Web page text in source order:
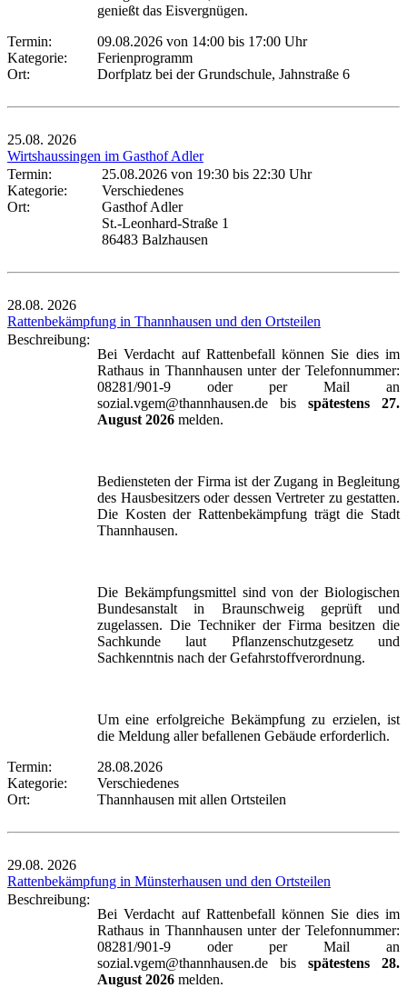
genießt das Eisvergnügen.
Termin:
09.08.2026 von 14:00 bis 17:00 Uhr
Kategorie:
Ferienprogramm
Ort:
Dorfplatz bei der Grundschule, Jahnstraße 6
25.08. 2026
Wirtshaussingen im Gasthof Adler
Termin:
25.08.2026 von 19:30 bis 22:30 Uhr
Kategorie:
Verschiedenes
Ort:
Gasthof Adler
St.-Leonhard-Straße 1
86483 Balzhausen
28.08. 2026
Rattenbekämpfung in Thannhausen und den Ortsteilen
Beschreibung:
Bei Verdacht auf Rattenbefall können Sie dies im
Rathaus in Thannhausen unter der Telefonnummer:
08281/901-9 oder per Mail an
sozial.vgem@thannhausen.de bis spätestens 27.
August 2026 melden.
Bediensteten der Firma ist der Zugang in Begleitung
des Hausbesitzers oder dessen Vertreter zu gestatten.
Die Kosten der Rattenbekämpfung trägt die Stadt
Thannhausen.
Die Bekämpfungsmittel sind von der Biologischen
Bundesanstalt in Braunschweig geprüft und
zugelassen. Die Techniker der Firma besitzen die
Sachkunde laut Pflanzenschutzgesetz und
Sachkenntnis nach der Gefahrstoffverordnung.
Um eine erfolgreiche Bekämpfung zu erzielen, ist
die Meldung aller befallenen Gebäude erforderlich.
Termin:
28.08.2026
Kategorie:
Verschiedenes
Ort:
Thannhausen mit allen Ortsteilen
29.08. 2026
Rattenbekämpfung in Münsterhausen und den Ortsteilen
Beschreibung:
Bei Verdacht auf Rattenbefall können Sie dies im
Rathaus in Thannhausen unter der Telefonnummer:
08281/901-9 oder per Mail an
sozial.vgem@thannhausen.de bis spätestens 28.
August 2026 melden.